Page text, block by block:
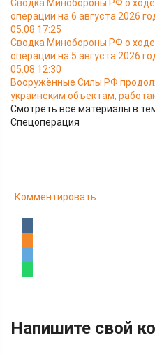
Сводка Минобороны РФ о
операции на 6 августа 2026
05.08 17:25
Сводка Минобороны РФ о
операции на 5 августа 2026
05.08 12:30
Вооружённые Силы РФ
украинским объектам,
Смотреть все материалы в
Спецоперация
Комментировать
Напишите свой